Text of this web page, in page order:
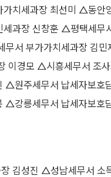
치세과장 최선미 △동안
과장 신창훈 △평택세무
서 부가가치세과장 김
이경모 △시흥세무서 조
△원주세무서 납세자보호
△강릉세무서 납세자보호
김성진 △성남세무서